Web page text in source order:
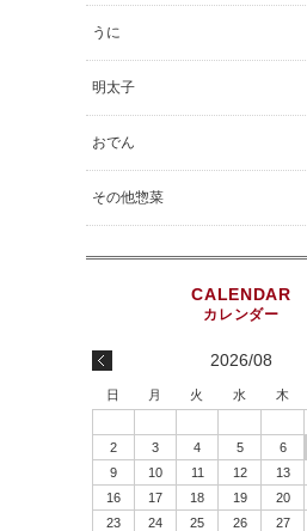
うに
明太子
おでん
その他惣菜
2026/08
日 月 火 水 木
2
3 4 5 6
9
10 11 12 13
16
17 18 19 20
23
24 25 26 27